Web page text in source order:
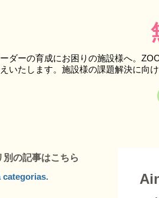
ダーの育成にお困りの施設様へ。
いたします。施設様の課題解決に向
の記事はこちら
categorias.